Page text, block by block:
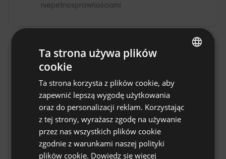
niepełnosprawnościami
Dostępne aktywności
Trasy rowerowe
Niewymagające
szlaki piesze
Trekkingi
górskie
Pływanie
kajakiem
Wędkarstwo
Jazda konna
SPANISH
GERMAN
Ta strona używa plików
cookie
Ta strona korzysta z plików cookie, aby
zapewnić lepszą wygodę użytkowania
oraz do personalizacji reklam. Korzystając
z tej strony, wyrażasz zgodę na używanie
przez nas wszystkich plików cookie
zgodnie z warunkami naszej polityki
plików cookie. Dowiedz się więcej